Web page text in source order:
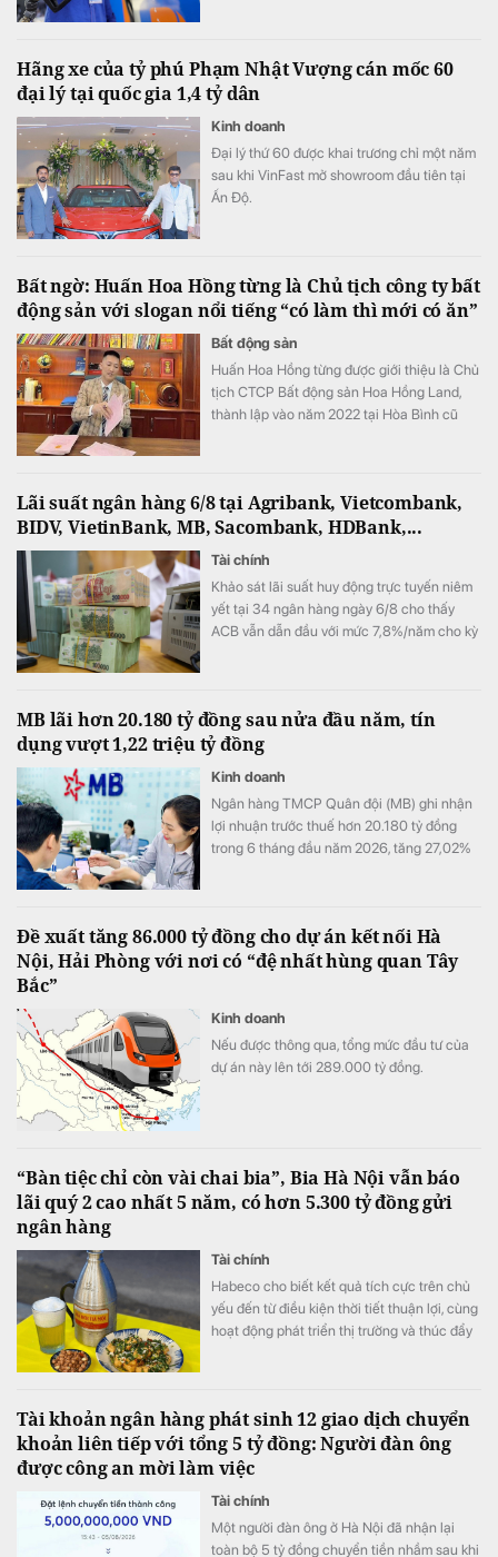
Hãng xe của tỷ phú Phạm Nhật Vượng cán mốc 60
đại lý tại quốc gia 1,4 tỷ dân
Kinh doanh
Đại lý thứ 60 được khai trương chỉ một năm
sau khi VinFast mở showroom đầu tiên tại
Ấn Độ.
Bất ngờ: Huấn Hoa Hồng từng là Chủ tịch công ty bất
động sản với slogan nổi tiếng “có làm thì mới có ăn”
Bất động sản
Huấn Hoa Hồng từng được giới thiệu là Chủ
tịch CTCP Bất động sản Hoa Hồng Land,
thành lập vào năm 2022 tại Hòa Bình cũ
Lãi suất ngân hàng 6/8 tại Agribank, Vietcombank,
BIDV, VietinBank, MB, Sacombank, HDBank,...
Tài chính
Khảo sát lãi suất huy động trực tuyến niêm
yết tại 34 ngân hàng ngày 6/8 cho thấy
ACB vẫn dẫn đầu với mức 7,8%/năm cho kỳ
MB lãi hơn 20.180 tỷ đồng sau nửa đầu năm, tín
dụng vượt 1,22 triệu tỷ đồng
Kinh doanh
Ngân hàng TMCP Quân đội (MB) ghi nhận
lợi nhuận trước thuế hơn 20.180 tỷ đồng
trong 6 tháng đầu năm 2026, tăng 27,02%
1,74 triệu tỷ đồng.
Đề xuất tăng 86.000 tỷ đồng cho dự án kết nối Hà
Nội, Hải Phòng với nơi có “đệ nhất hùng quan Tây
Bắc”
Kinh doanh
Nếu được thông qua, tổng mức đầu tư của
dự án này lên tới 289.000 tỷ đồng.
“Bàn tiệc chỉ còn vài chai bia”, Bia Hà Nội vẫn báo
lãi quý 2 cao nhất 5 năm, có hơn 5.300 tỷ đồng gửi
ngân hàng
Tài chính
Habeco cho biết kết quả tích cực trên chủ
yếu đến từ điều kiện thời tiết thuận lợi, cùng
hoạt động phát triển thị trường và thúc đẩy
Tài khoản ngân hàng phát sinh 12 giao dịch chuyển
khoản liên tiếp với tổng 5 tỷ đồng: Người đàn ông
được công an mời làm việc
Tài chính
Một người đàn ông ở Hà Nội đã nhận lại
toàn bộ 5 tỷ đồng chuyển tiền nhầm sau khi